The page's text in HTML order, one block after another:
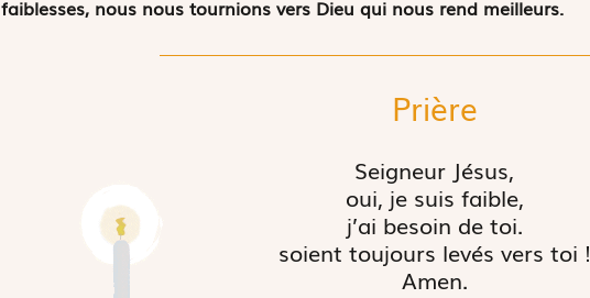
faiblesses, nous nous tournions vers Dieu qui nous rend meilleurs.
Prière
Seigneur Jésus,
oui, je suis faible,
j’ai besoin de toi.
soient toujours levés vers toi !
Amen.